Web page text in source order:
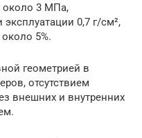
около 3 МПа,
0,7 г/см²,
5%.
геометрией в
отсутствием
внешних и внутренних